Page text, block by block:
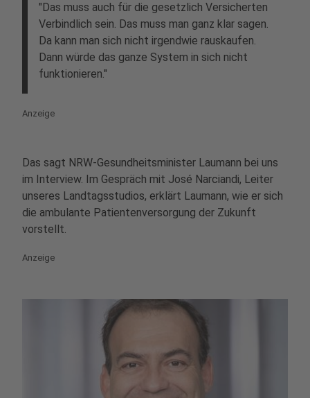
"Das muss auch für die gesetzlich Versicherten
Verbindlich sein. Das muss man ganz klar sagen.
Da kann man sich nicht irgendwie rauskaufen.
Dann würde das ganze System in sich nicht
funktionieren."
Anzeige
Das sagt NRW-Gesundheitsminister Laumann bei uns
im Interview. Im Gespräch mit José Narciandi, Leiter
unseres Landtagsstudios, erklärt Laumann, wie er sich
die ambulante Patientenversorgung der Zukunft
vorstellt.
Anzeige